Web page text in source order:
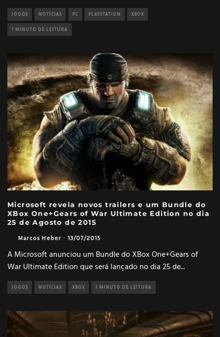
JOGOS NOTÍCIAS PC PLAYSTATION XBOX
1 MINUTO DE LEITURA
Microsoft revela novos trailers e um Bundle do
XBox One+Gears of War Ultimate Edition no dia
25 de Agosto de 2015
Marcos Heber · 13/07/2015
A Microsoft anunciou um Bundle do XBox One+Gears of
War Ultimate Edition que será lançado no dia 25 de...
JOGOS NOTÍCIAS XBOX 1 MINUTO DE LEITURA